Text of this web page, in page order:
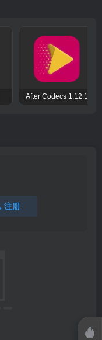
After Codecs 1.12.1
注册